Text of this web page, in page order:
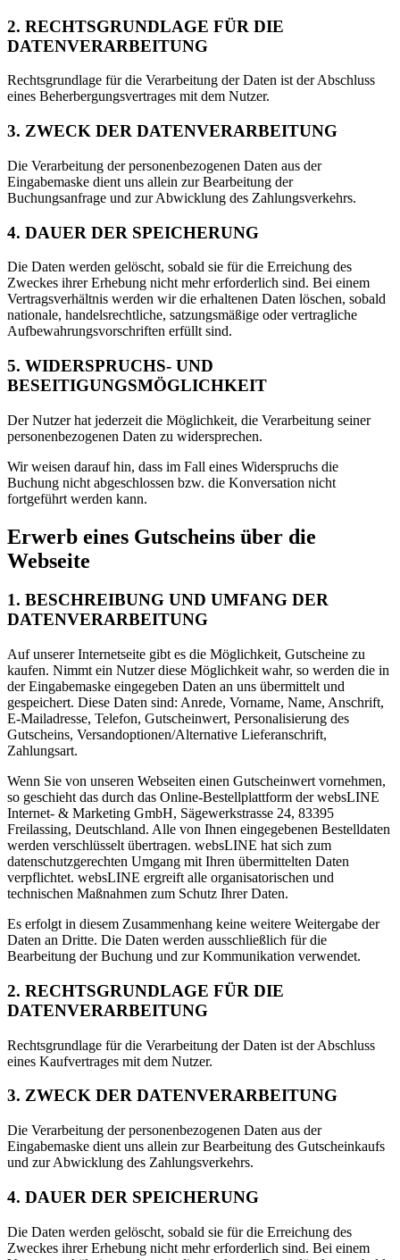
2. RECHTSGRUNDLAGE FÜR DIE
DATENVERARBEITUNG
Rechtsgrundlage für die Verarbeitung der Daten ist der Abschluss
eines Beherbergungsvertrages mit dem Nutzer.
3. ZWECK DER DATENVERARBEITUNG
Die Verarbeitung der personenbezogenen Daten aus der
Eingabemaske dient uns allein zur Bearbeitung der
Buchungsanfrage und zur Abwicklung des Zahlungsverkehrs.
4. DAUER DER SPEICHERUNG
Die Daten werden gelöscht, sobald sie für die Erreichung des
Zweckes ihrer Erhebung nicht mehr erforderlich sind. Bei einem
Vertragsverhältnis werden wir die erhaltenen Daten löschen, sobald
nationale, handelsrechtliche, satzungsmäßige oder vertragliche
Aufbewahrungsvorschriften erfüllt sind.
5. WIDERSPRUCHS- UND
BESEITIGUNGSMÖGLICHKEIT
Der Nutzer hat jederzeit die Möglichkeit, die Verarbeitung seiner
personenbezogenen Daten zu widersprechen.
Wir weisen darauf hin, dass im Fall eines Widerspruchs die
Buchung nicht abgeschlossen bzw. die Konversation nicht
fortgeführt werden kann.
Erwerb eines Gutscheins über die
Webseite
1. BESCHREIBUNG UND UMFANG DER
DATENVERARBEITUNG
Auf unserer Internetseite gibt es die Möglichkeit, Gutscheine zu
kaufen. Nimmt ein Nutzer diese Möglichkeit wahr, so werden die in
der Eingabemaske eingegeben Daten an uns übermittelt und
gespeichert. Diese Daten sind: Anrede, Vorname, Name, Anschrift,
E-Mailadresse, Telefon, Gutscheinwert, Personalisierung des
Gutscheins, Versandoptionen/Alternative Lieferanschrift,
Zahlungsart.
Wenn Sie von unseren Webseiten einen Gutscheinwert vornehmen,
so geschieht das durch das Online-Bestellplattform der websLINE
Internet- & Marketing GmbH, Sägewerkstrasse 24, 83395
Freilassing, Deutschland. Alle von Ihnen eingegebenen Bestelldaten
werden verschlüsselt übertragen. websLINE hat sich zum
datenschutzgerechten Umgang mit Ihren übermittelten Daten
verpflichtet. websLINE ergreift alle organisatorischen und
technischen Maßnahmen zum Schutz Ihrer Daten.
Es erfolgt in diesem Zusammenhang keine weitere Weitergabe der
Daten an Dritte. Die Daten werden ausschließlich für die
Bearbeitung der Buchung und zur Kommunikation verwendet.
2. RECHTSGRUNDLAGE FÜR DIE
DATENVERARBEITUNG
Rechtsgrundlage für die Verarbeitung der Daten ist der Abschluss
eines Kaufvertrages mit dem Nutzer.
3. ZWECK DER DATENVERARBEITUNG
Die Verarbeitung der personenbezogenen Daten aus der
Eingabemaske dient uns allein zur Bearbeitung des Gutscheinkaufs
und zur Abwicklung des Zahlungsverkehrs.
4. DAUER DER SPEICHERUNG
Die Daten werden gelöscht, sobald sie für die Erreichung des
Zweckes ihrer Erhebung nicht mehr erforderlich sind. Bei einem